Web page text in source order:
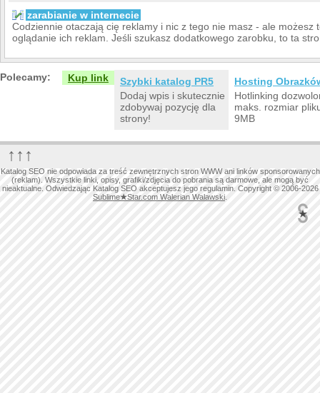
zarabianie w internecie
Codziennie otaczają cię reklamy i nic z tego nie masz - ale możesz
oglądanie ich reklam. Jeśli szukasz dodatkowego zarobku, to ta
Polecamy: Kup link
Szybki katalog PR5
Dodaj wpis i skutecznie
zdobywaj pozycję dla
strony!
Hosting
Hotlinking
maks. rozmiar
9MB
↑↑↑
Katalog SEO nie odpowiada za treść zewnętrznych stron WWW ani linków sponsorowanych
(reklam). Wszystkie linki, opisy, grafiki/zdjęcia do pobrania są darmowe, ale mogą być
nieaktualne. Odwiedzając Katalog SEO akceptujesz jego regulamin. Copyright © 2006-2026
Sublime★Star.com Walerian Walawski